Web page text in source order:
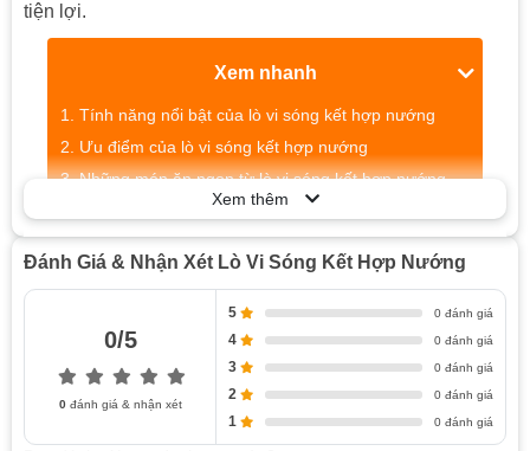
tiện lợi.
Xem nhanh
Tính năng nổi bật của lò vi sóng kết hợp nướng
Ưu điểm của lò vi sóng kết hợp nướng
Những món ăn ngon từ lò vi sóng kết hợp nướng
Những lưu ý khi sử dụng lò vi sóng kết hợp nướng
Lò vi sóng kết hợp nướng là một sản phẩm đa năng giúp
bạn có thể nướng, hâm nóng và chế biến thực phẩm
trong một khoảng thời gian ngắn. Với tính năng nướng,
Xem thêm
Đánh Giá & Nhận Xét Lò Vi Sóng Kết Hợp Nướng
0/5
0đánh giá & nhận xét
5 0 đánh giá
4 0 đánh giá
3 0 đánh giá
2 0 đánh giá
1 0 đánh giá